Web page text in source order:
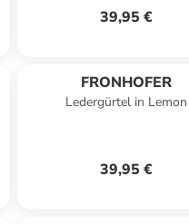
39,95 €
FRONHOFER
Ledergürtel in Lemon
39,95 €